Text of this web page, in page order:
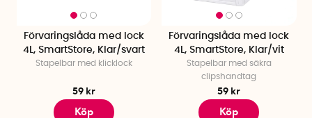
Förvaringslåda med lock
4L, SmartStore, Klar/svart
Stapelbar med klicklock
59 kr
Köp
Förvaringslåda med lock
4L, SmartStore, Klar/vit
Stapelbar med säkra
clipshandtag
59 kr
Köp